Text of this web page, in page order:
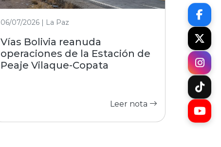
06/07/2026 | La Paz
Vías Bolivia reanuda
operaciones de la Estación de
Peaje Vilaque-Copata
Leer nota